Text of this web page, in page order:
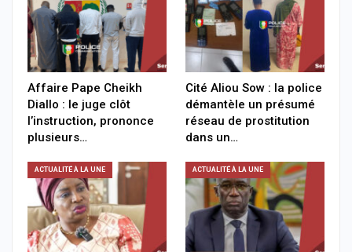
Affaire Pape Cheikh
Diallo : le juge clôt
l’instruction, prononce
plusieurs…
Cité Aliou Sow : la police
démantèle un présumé
réseau de prostitution
dans un…
ACTUALITÉ À LA UNE ACTUALITÉ À LA UNE